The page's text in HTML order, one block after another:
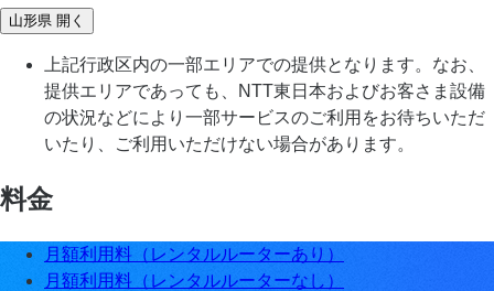
山形県 開く
上記行政区内の一部エリアでの提供となります。なお、
提供エリアであっても、NTT東日本およびお客さま設備
の状況などにより一部サービスのご利用をお待ちいただ
いたり、ご利用いただけない場合があります。
料金
月額利用料（レンタルルーターあり）
月額利用料（レンタルルーターなし）